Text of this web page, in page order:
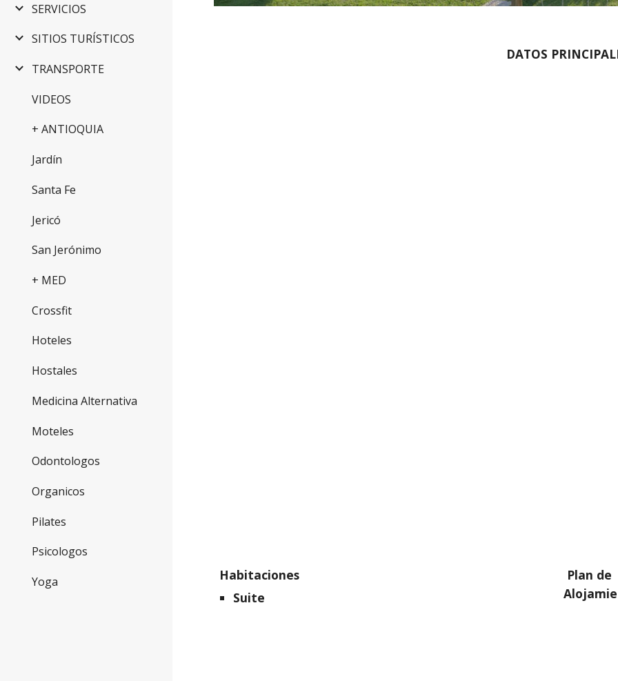
SERVICIOS
SITIOS TURÍSTICOS
TRANSPORTE
VIDEOS
+ ANTIOQUIA
Jardín
Santa Fe
Jericó
San Jerónimo
+ MED
Crossfit
Hoteles
Hostales
Medicina Alternativa
Moteles
Odontologos
Organicos
Pilates
Psicologos
Yoga
DATOS
Habitaciones
Suite